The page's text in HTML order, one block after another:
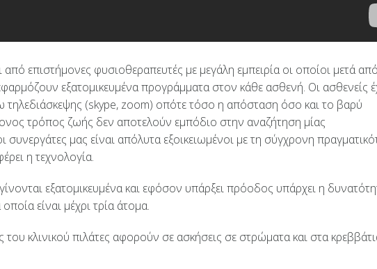
επιστήμονες φυσιοθεραπευτές με μεγάλη εμπειρία οι οποίοι μετά
εξατομικευμένα προγράμματα στον κάθε ασθενή. Οι ασθενείς
τηλεδιάσκεψης (skype, zoom) οπότε τόσο η απόσταση όσο και το βαρύ
τρόπος ζωής δεν αποτελούν εμπόδιο στην αναζήτηση μίας
συνεργάτες μας είναι απόλυτα εξοικειωμένοι με τη σύγχρονη
η τεχνολογία.
εξατομικευμένα και εφόσον υπάρξει πρόοδος υπάρχει η
είναι μέχρι τρία άτομα.
κλινικού πιλάτες αφορούν σε ασκήσεις σε στρώματα και στα